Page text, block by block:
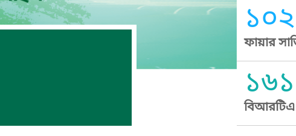
১০২
ফায়ার
বিআরটিএ